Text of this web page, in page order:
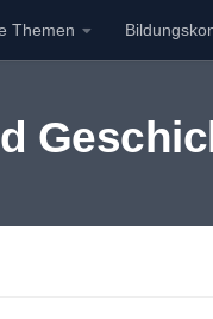
Themen